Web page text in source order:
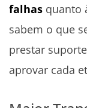
falhas quanto
sabem o que
prestar
aprovar cada